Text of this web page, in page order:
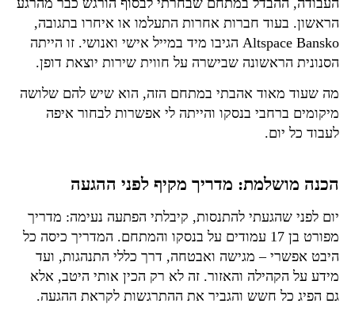
העבודה, ההבדל במתחם שבחרתי לבסוף הורגש כבר מהרגע
הראשון. בעוד חברות אחרות התעלמו או איחרו בתגובה,
Altspace Bansko הגיבו מיד במייל אישי ואנושי. זו הייתה
הסנונית הראשונה שבישרה על חווית שירות יוצאת דופן.
מה שעוד מאוד אהבתי במתחם הזה, הוא שיש להם שלושה
מיקומים ברחבי בנסקו והייתה לי אפשרות לבחור איפה
לעבוד כל יום.
הכנה מושלמת: מדריך מקיף לפני ההגעה
יום לפני שהגעתי להתנסות, קיבלתי הפתעה נעימה: מדריך
מפורט בן 17 עמודים על בנסקו והמתחם. המדריך כיסה כל
היבט אפשרי – מגישה ואבטחה, דרך כללי התנהגות, ועד
מידע על הקהילה והאזור. זה לא רק הכין אותי היטב, אלא
גם הפיג כל חשש והגביר את ההתרגשות לקראת ההגעה.